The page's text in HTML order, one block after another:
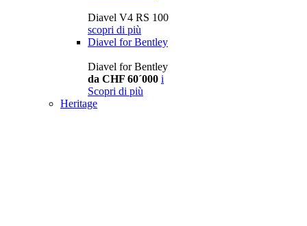
Diavel V4 RS 100
scopri di più
Diavel for Bentley
Diavel for Bentley
da CHF 60´000 i
Scopri di più
Heritage